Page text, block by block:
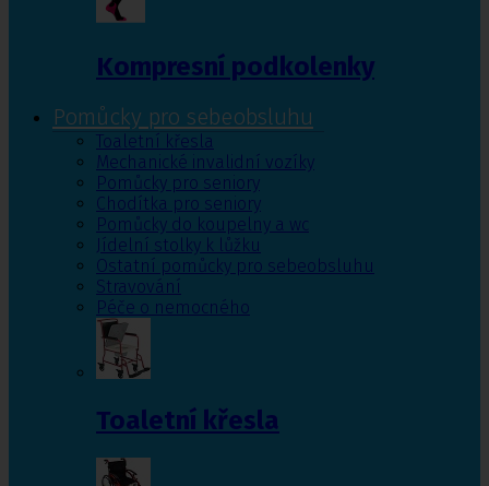
Kompresní podkolenky
Pomůcky pro sebeobsluhu
Toaletní křesla
Mechanické invalidní vozíky
Pomůcky pro seniory
Chodítka pro seniory
Pomůcky do koupelny a wc
Jídelní stolky k lůžku
Ostatní pomůcky pro sebeobsluhu
Stravování
Péče o nemocného
Toaletní křesla